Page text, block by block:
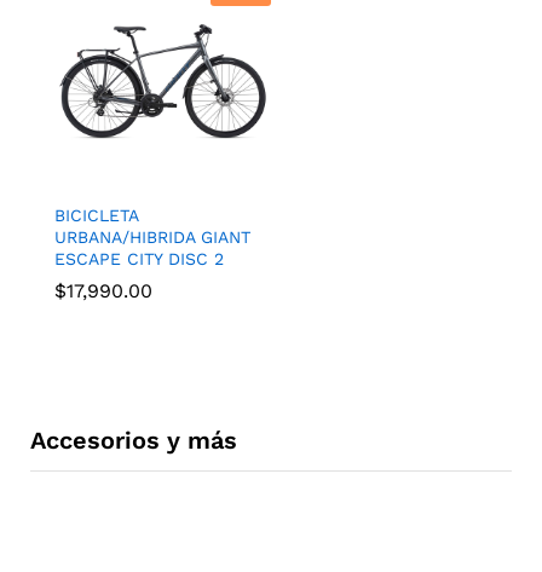
BICICLETA
URBANA/HIBRIDA GIANT
ESCAPE CITY DISC 2
$17,990.00
Accesorios y más